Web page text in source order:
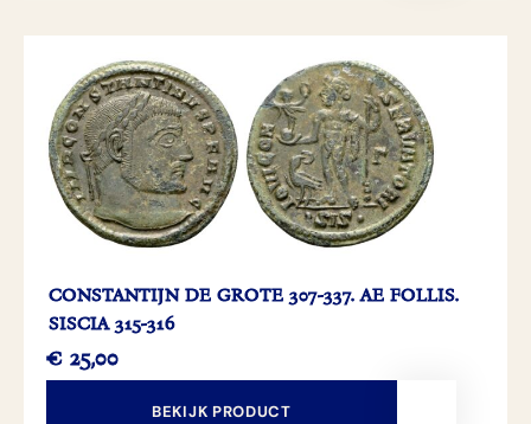
CONSTANTIJN DE GROTE 307-337. AE FOLLIS.
SISCIA 315-316
€ 25,00
BEKIJK PRODUCT